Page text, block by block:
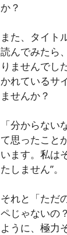
か？
また、タイト
読んでみたら
りませんでし
かれているサ
ませんか？
「分からない
て思ったこと
います。私は
たしません”。
それと「ただ
ペじゃないの
ように、極力